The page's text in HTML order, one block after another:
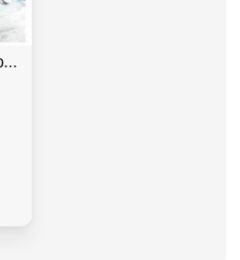
გთავაზობთ მეორად